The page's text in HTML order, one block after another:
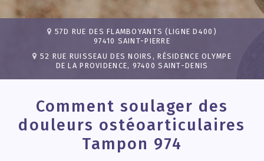
57D RUE DES FLAMBOYANTS (LIGNE D400)
97410 SAINT-PIERRE
52 RUE RUISSEAU DES NOIRS, RÉSIDENCE OLYMPE
DE LA PROVIDENCE, 97400 SAINT-DENIS
Comment soulager des
douleurs ostéoarticulaires
Tampon 974